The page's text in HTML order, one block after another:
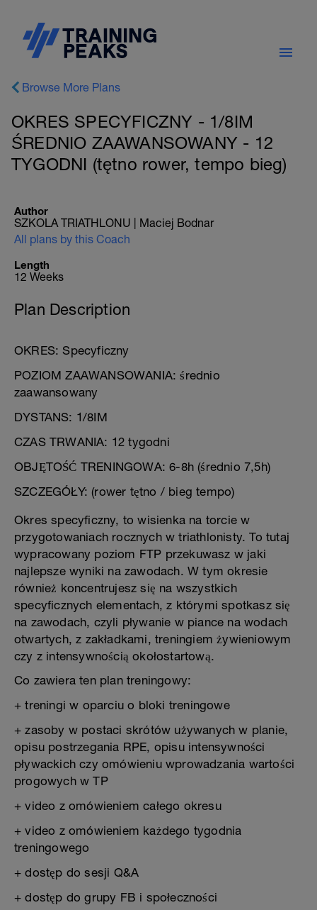
Browse More Plans
OKRES SPECYFICZNY - 1/8IM
ŚREDNIO ZAAWANSOWANY - 12
TYGODNI (tętno rower, tempo bieg)
Author
SZKOLA TRIATHLONU | Maciej Bodnar
All plans by this Coach
Length
12 Weeks
Plan Description
OKRES: Specyficzny
POZIOM ZAAWANSOWANIA: średnio
zaawansowany
DYSTANS: 1/8IM
CZAS TRWANIA: 12 tygodni
OBJĘTOŚĆ TRENINGOWA: 6-8h (średnio 7,5h)
SZCZEGÓŁY: (rower tętno / bieg tempo)
Okres specyficzny, to wisienka na torcie w
przygotowaniach rocznych w triathlonisty. To tutaj
wypracowany poziom FTP przekuwasz w jaki
najlepsze wyniki na zawodach. W tym okresie
również koncentrujesz się na wszystkich
specyficznych elementach, z którymi spotkasz się
na zawodach, czyli pływanie w piance na wodach
otwartych, z zakładkami, treningiem żywieniowym
czy z intensywnością okołostartową.
Co zawiera ten plan treningowy:
+ treningi w oparciu o bloki treningowe
+ zasoby w postaci skrótów używanych w planie,
opisu postrzegania RPE, opisu intensywności
pływackich czy omówieniu wprowadzania wartości
progowych w TP
+ video z omówieniem całego okresu
+ video z omówieniem każdego tygodnia
treningowego
+ dostęp do sesji Q&A
+ dostęp do grupy FB i społeczności